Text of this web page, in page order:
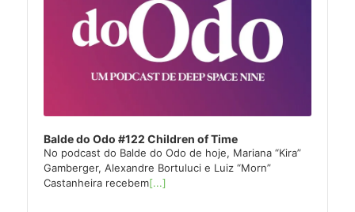
Balde do Odo #122 Children of Time
No podcast do Balde do Odo de hoje, Mariana “Kira”
Gamberger, Alexandre Bortuluci e Luiz “Morn”
Castanheira recebem[...]